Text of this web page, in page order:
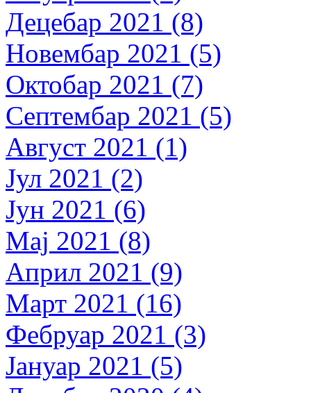
Децебар 2021 (8)
Новембар 2021 (5)
Октобар 2021 (7)
Септембар 2021 (5)
Август 2021 (1)
Јул 2021 (2)
Јун 2021 (6)
Мај 2021 (8)
Април 2021 (9)
Март 2021 (16)
Фебруар 2021 (3)
Јануар 2021 (5)